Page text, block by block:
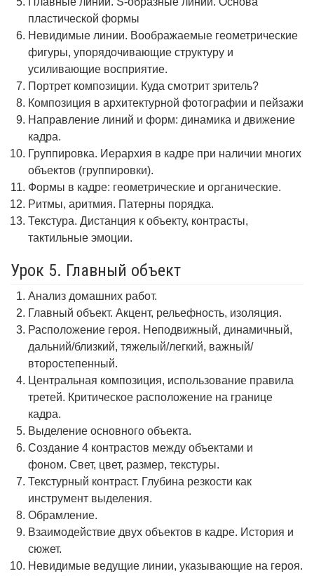
пластической формы
Невидимые линии. Воображаемые геометрические
фигуры, упорядочивающие структуру и
усиливающие восприятие.
Портрет композиции. Куда смотрит зритель?
Композиция в архитектурной фотографии и пейзажи
Направление линий и форм: динамика и движение
кадра.
Группировка. Иерархия в кадре при наличии многих
объектов (группировки).
Формы в кадре: геометрические и органические.
Ритмы, аритмия. Патерны порядка.
Текстура. Дистанция к объекту, контрасты,
тактильные эмоции.
Урок 5. Главный объект
Анализ домашних работ.
Главный объект. Акцент, рельефность, изоляция.
Расположение героя. Неподвижный, динамичный,
дальний/близкий, тяжелый/легкий, важный/
второстепенный.
Центральная композиция, использование правила
третей. Критическое расположение на границе
кадра.
Выделение основного объекта.
Создание 4 контрастов между объектами и
фоном. Свет, цвет, размер, текстуры.
Текстурный контраст. Глубина резкости как
инструмент выделения.
Обрамление.
Взаимодействие двух объектов в кадре. История и
сюжет.
Невидимые ведущие линии, указывающие на героя.